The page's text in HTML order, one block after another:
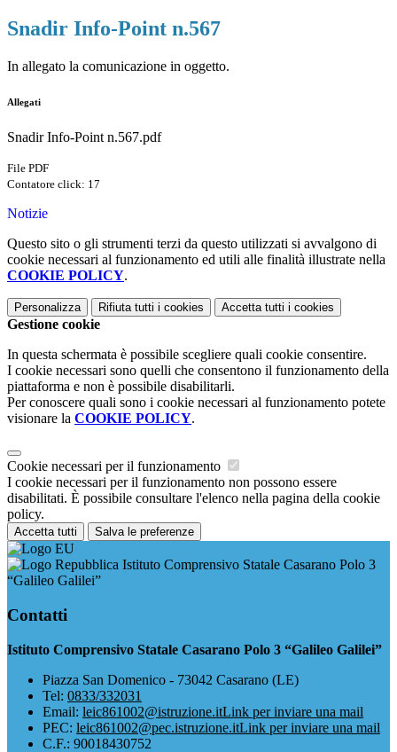
Snadir Info-Point n.567
In allegato la comunicazione in oggetto.
Allegati
Snadir Info-Point n.567.pdf
File PDF
Contatore click: 17
Notizie
Questo sito o gli strumenti terzi da questo utilizzati si avvalgono di
cookie necessari al funzionamento ed utili alle finalità illustrate nella
COOKIE POLICY.
Personalizza Rifiuta tutti i cookies Accetta tutti i cookies
Gestione cookie
In questa schermata è possibile scegliere quali cookie consentire.
I cookie necessari sono quelli che consentono il funzionamento della
piattaforma e non è possibile disabilitarli.
Per conoscere quali sono i cookie necessari al funzionamento potete
visionare la COOKIE POLICY.
Cookie necessari per il funzionamento
I cookie necessari per il funzionamento non possono essere
disabilitati. È possibile consultare l'elenco nella pagina della cookie
policy.
Accetta tutti Salva le preferenze
Istituto Comprensivo Statale Casarano Polo 3
“Galileo Galilei”
Contatti
Istituto Comprensivo Statale Casarano Polo 3 “Galileo Galilei”
Piazza San Domenico - 73042 Casarano (LE)
Tel: 0833/332031
Email: leic861002@istruzione.itLink per inviare una mail
PEC: leic861002@pec.istruzione.itLink per inviare una mail
C.F.: 90018430752